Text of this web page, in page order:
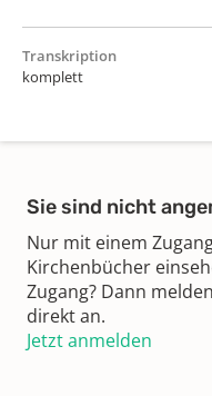
Transkription
komplett
Sie sind nicht
Nur mit einem
Kirchenbücher
Zugang? Dann
direkt an.
Jetzt anmelden